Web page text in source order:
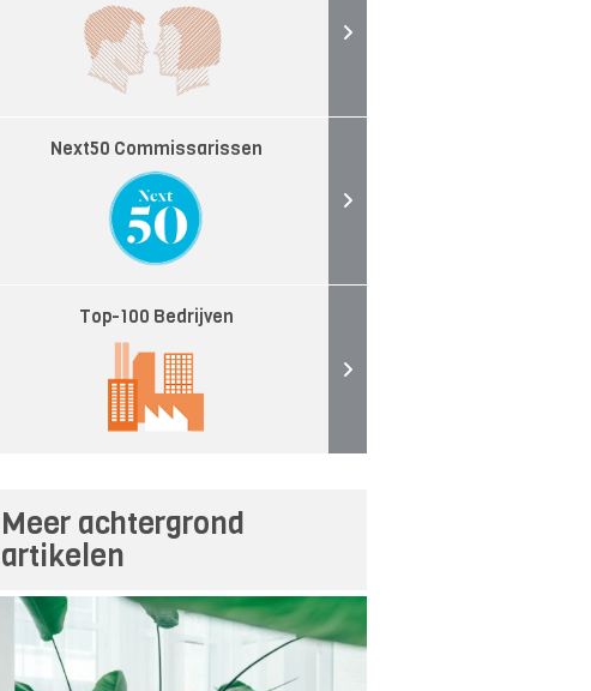
Next50 Commissarissen
Top-100 Bedrijven
Meer achtergrond
artikelen